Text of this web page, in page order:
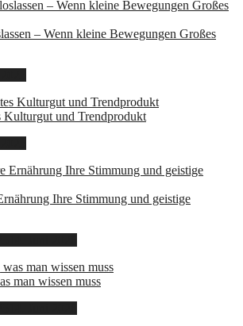
– Wenn kleine Bewegungen Großes
Kulturgut und Trendprodukt
Ihre Stimmung und geistige
man wissen muss